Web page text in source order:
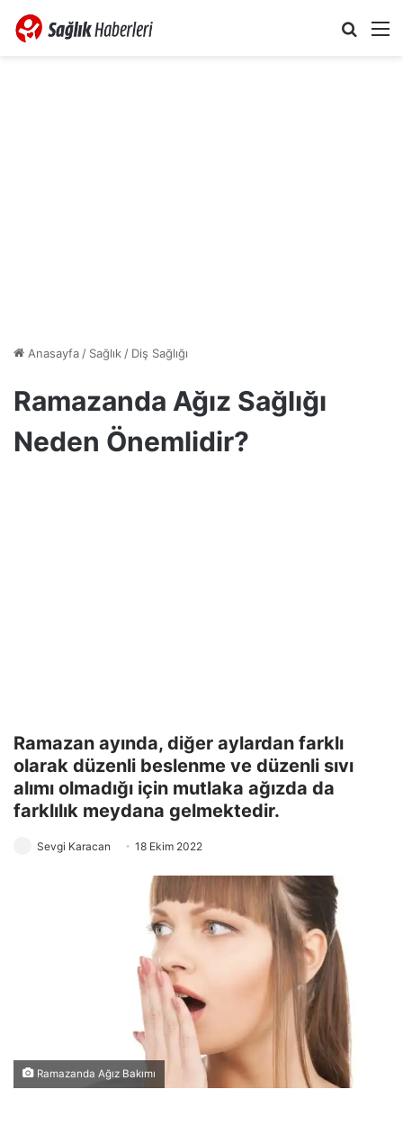
Anasayfa/ Sağlık/ Diş Sağlığı
Ramazanda Ağız Sağlığı
Neden Önemlidir?
Ramazan ayında, diğer aylardan farklı
olarak düzenli beslenme ve düzenli sıvı
alımı olmadığı için mutlaka ağızda da
farklılık meydana gelmektedir.
Sevgi Karacan 18 Ekim 2022
Ramazanda Ağız Bakımı